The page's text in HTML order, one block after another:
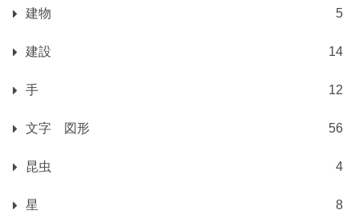
建物 5
建設 14
手 12
文字 図形 56
昆虫 4
星 8